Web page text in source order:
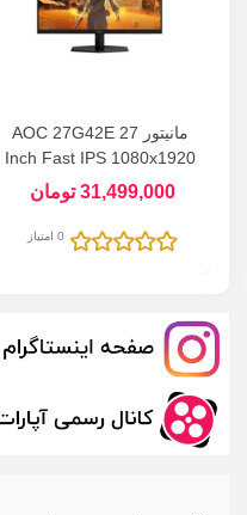
مانیتور AOC 27G42E 27
Inch Fast IPS 1080x1920
180Hz
31,499,000 تومان
0 امتیاز